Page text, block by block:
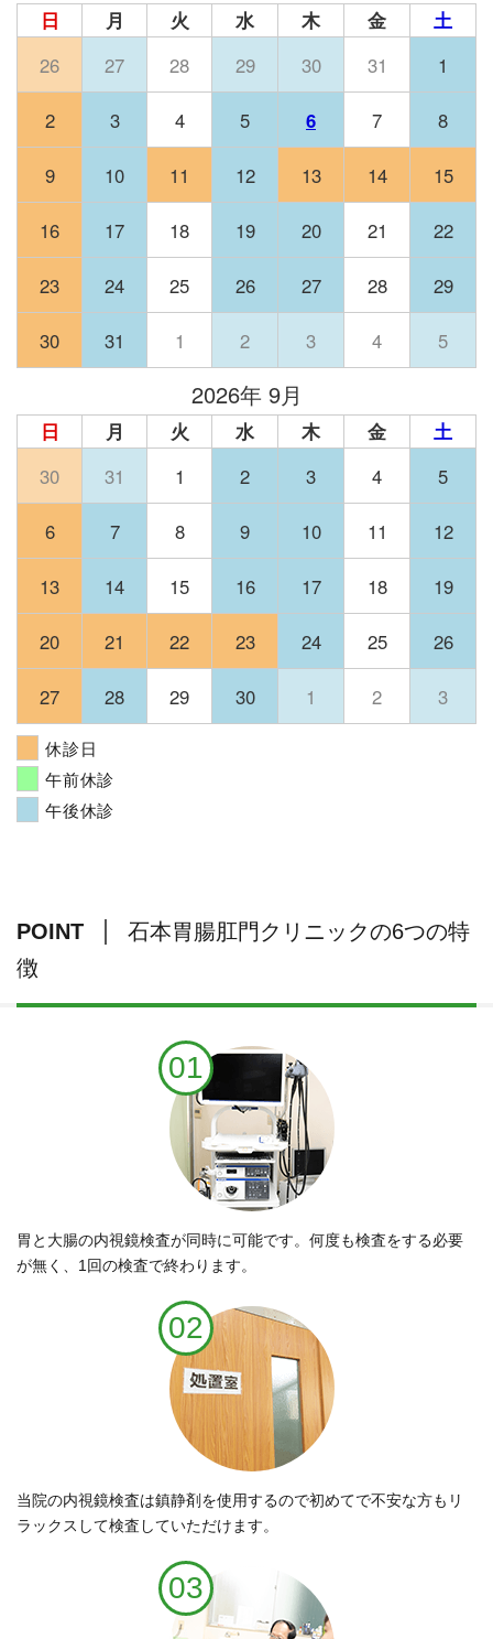
日 月 火 水 木 金
土
26
27 28 29 30 31 1
2 3 4 5 6 7 8
9 10 11 12 13 14 15
16 17 18 19 20 21 22
23 24 25 26 27 28 29
30 31 1 2 3 4 5
2026年 9月
日 月 火 水 木 金
土
30
31 1 2 3 4 5
6 7 8 9 10 11 12
13 14 15 16 17 18 19
20 21 22 23 24 25 26
27 28 29 30 1 2 3
休診日
午前休診
午後休診
POINT
石本胃腸肛門クリニックの6つの特
徴
01
胃と大腸の内視鏡検査が同時に可能です。何度も検査をする必要
が無く、1回の検査で終わります。
02
当院の内視鏡検査は鎮静剤を使用するので初めてで不安な方もリ
ラックスして検査していただけます。
03